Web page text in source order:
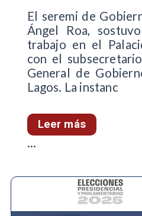
El seremi de
Ángel Roa,
trabajo en el
con el
General de
Lagos. La instanc
Leer más
...